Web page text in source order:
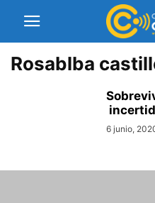
Rosablba
6 junio,